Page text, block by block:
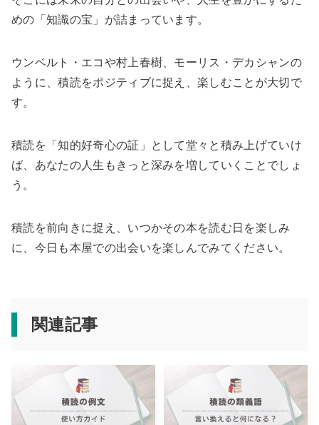
めの「知識の宝」が詰まっています。
ウンベルト・エコや村上春樹、モーリス・デカシャンの
ように、積読をポジティブに捉え、楽しむことが大切で
す。
積読を「知的好奇心の証」として堂々と積み上げていけ
ば、あなたの人生もきっと深みを増していくことでしょ
う。
積読を前向きに捉え、いつかその本を読む日を楽しみ
に、今日も本屋での出会いを楽しんでみてください。
関連記事